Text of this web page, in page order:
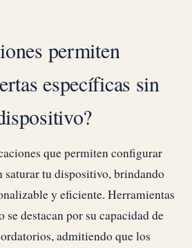
permiten
específicas sin
que permiten configurar
saturar tu dispositivo, brindando
y eficiente. Herramientas
destacan por su capacidad de
admitiendo que los